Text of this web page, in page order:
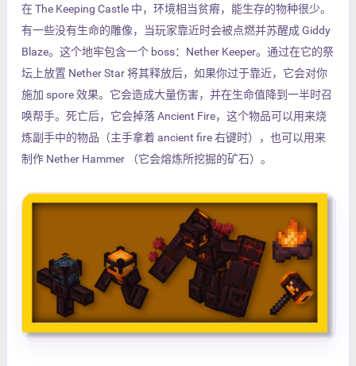
在 The Keeping Castle 中，环境相当贫瘠，能生存的物种很少。
有一些没有生命的雕像，当玩家靠近时会被点燃并苏醒成 Giddy
Blaze。这个地牢包含一个 boss：Nether Keeper。通过在它的祭
坛上放置 Nether Star 将其释放后，如果你过于靠近，它会对你
施加 spore 效果。它会造成大量伤害，并在生命值降到一半时召
唤帮手。死亡后，它会掉落 Ancient Fire，这个物品可以用来烧
炼副手中的物品（主手拿着 ancient fire 右键时），也可以用来
制作 Nether Hammer （它会熔炼所挖掘的矿石）。